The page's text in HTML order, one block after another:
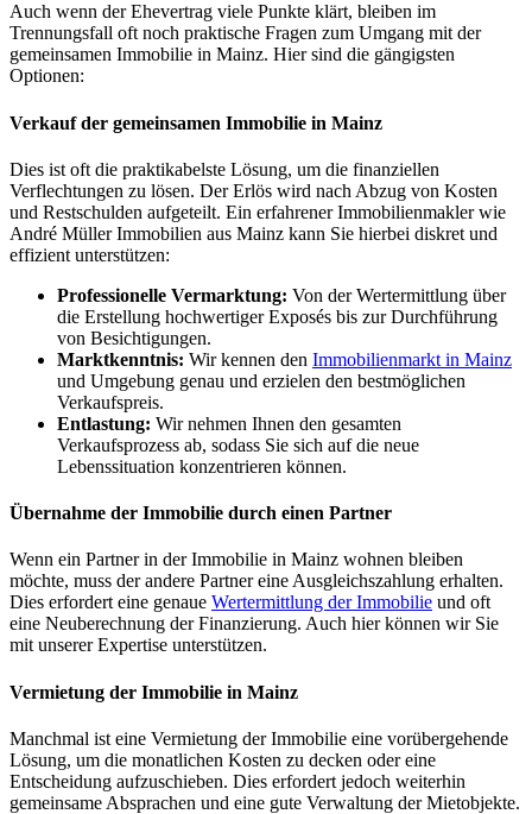
Auch wenn der Ehevertrag viele Punkte klärt, bleiben im
Trennungsfall oft noch praktische Fragen zum Umgang mit der
gemeinsamen Immobilie in Mainz. Hier sind die gängigsten
Optionen:
Verkauf der gemeinsamen Immobilie in Mainz
Dies ist oft die praktikabelste Lösung, um die finanziellen
Verflechtungen zu lösen. Der Erlös wird nach Abzug von Kosten
und Restschulden aufgeteilt. Ein erfahrener Immobilienmakler wie
André Müller Immobilien aus Mainz kann Sie hierbei diskret und
effizient unterstützen:
Professionelle Vermarktung: Von der Wertermittlung über
die Erstellung hochwertiger Exposés bis zur Durchführung
von Besichtigungen.
Marktkenntnis: Wir kennen den Immobilienmarkt in Mainz
und Umgebung genau und erzielen den bestmöglichen
Verkaufspreis.
Entlastung: Wir nehmen Ihnen den gesamten
Verkaufsprozess ab, sodass Sie sich auf die neue
Lebenssituation konzentrieren können.
Übernahme der Immobilie durch einen Partner
Wenn ein Partner in der Immobilie in Mainz wohnen bleiben
möchte, muss der andere Partner eine Ausgleichszahlung erhalten.
Dies erfordert eine genaue Wertermittlung der Immobilie und oft
eine Neuberechnung der Finanzierung. Auch hier können wir Sie
mit unserer Expertise unterstützen.
Vermietung der Immobilie in Mainz
Manchmal ist eine Vermietung der Immobilie eine vorübergehende
Lösung, um die monatlichen Kosten zu decken oder eine
Entscheidung aufzuschieben. Dies erfordert jedoch weiterhin
gemeinsame Absprachen und eine gute Verwaltung der Mietobjekte.